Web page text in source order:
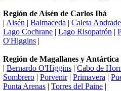
Región de Aisén de Carlos Ibá
| Aisén | Balmaceda | Caleta Andrade
Lago Cochrane | Lago Risopatrón |
O'Higgins |
Región de Magallanes y Antártica
| Bernardo O'Higgins | Cabo de
Sombrero | Porvenir| Primavera |
Punta Arenas | Torres del Paine |